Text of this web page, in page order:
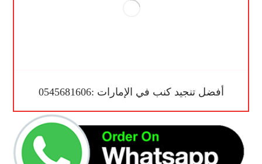
أفضل تنجيد كنب في الإمارات :0545681606